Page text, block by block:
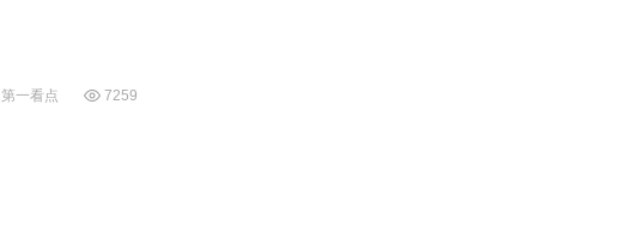
第一看点 7259